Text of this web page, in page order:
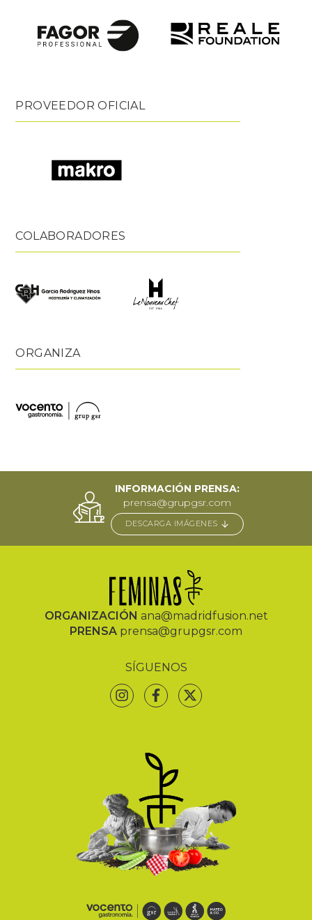
PROVEEDOR OFICIAL
COLABORADORES
ORGANIZA
INFORMACIÓN PRENSA:
prensa@grupgsr.com
DESCARGA IMÁGENES
ORGANIZACIÓN ana@madridfusion.net
PRENSA prensa@grupgsr.com
SÍGUENOS